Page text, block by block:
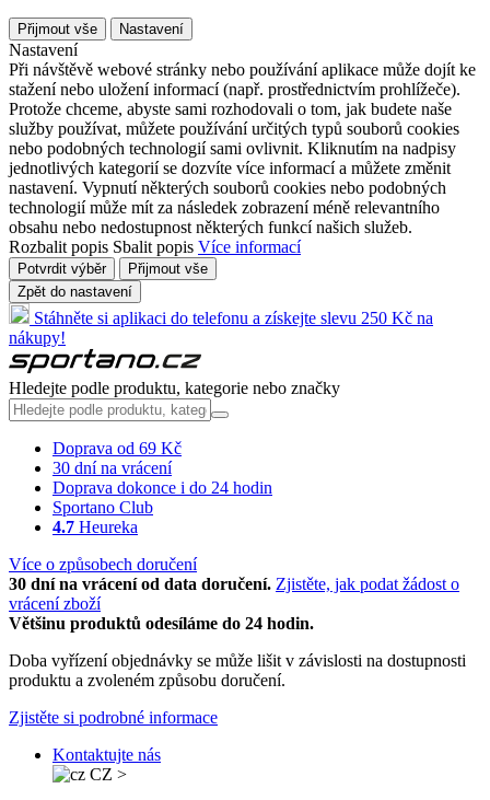
Přijmout vše Nastavení
Nastavení
Při návštěvě webové stránky nebo používání aplikace může dojít ke
stažení nebo uložení informací (např. prostřednictvím prohlížeče).
Protože chceme, abyste sami rozhodovali o tom, jak budete naše
služby používat, můžete používání určitých typů souborů cookies
nebo podobných technologií sami ovlivnit. Kliknutím na nadpisy
jednotlivých kategorií se dozvíte více informací a můžete změnit
nastavení. Vypnutí některých souborů cookies nebo podobných
technologií může mít za následek zobrazení méně relevantního
obsahu nebo nedostupnost některých funkcí našich služeb.
Rozbalit popis Sbalit popis Více informací
Potvrdit výběr
Přijmout vše
Zpět do nastavení
Stáhněte si aplikaci do telefonu a získejte slevu 250 Kč na
nákupy!
Hledejte podle produktu, kategorie nebo značky
Doprava od 69 Kč
30 dní na vrácení
Doprava dokonce i do 24 hodin
Sportano Club
4.7 Heureka
Více o způsobech doručení
30 dní na vrácení od data doručení. Zjistěte, jak podat žádost o
vrácení zboží
Většinu produktů odesíláme do 24 hodin.
Doba vyřízení objednávky se může lišit v závislosti na dostupnosti
produktu a zvoleném způsobu doručení.
Zjistěte si podrobné informace
Kontaktujte nás
CZ >